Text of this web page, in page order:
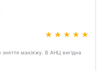
зняття макіяжу. В АНЦ вигідна